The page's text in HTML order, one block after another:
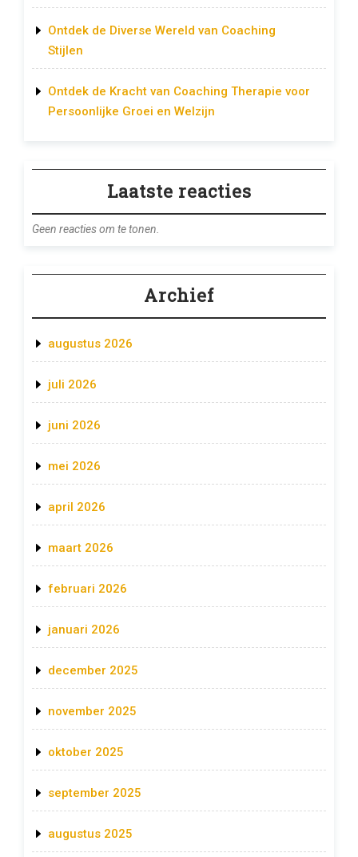
Ontdek de Diverse Wereld van Coaching
Stijlen
Ontdek de Kracht van Coaching Therapie voor
Persoonlijke Groei en Welzijn
Laatste reacties
Geen reacties om te tonen.
Archief
augustus 2026
juli 2026
juni 2026
mei 2026
april 2026
maart 2026
februari 2026
januari 2026
december 2025
november 2025
oktober 2025
september 2025
augustus 2025